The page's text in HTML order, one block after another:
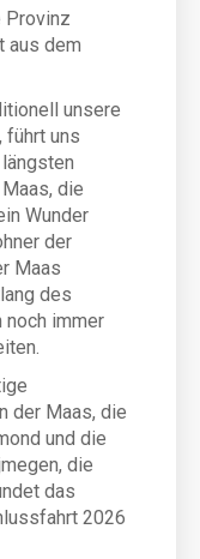
Provinz
aus dem
unsere
führt uns
die
Wunder
der
Maas
des
noch immer
der Maas, die
und die
die
das
2026